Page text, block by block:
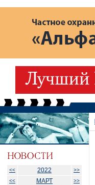
<< 2022
>>
<<
МАРТ >>